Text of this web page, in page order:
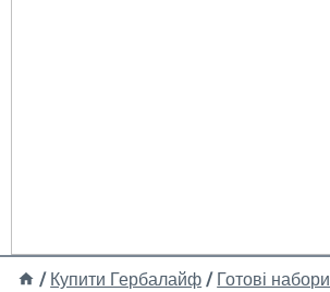
/ Купити Гербалайф/ Готові набори